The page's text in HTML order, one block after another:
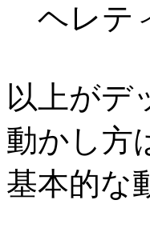
ヘレテ
以上がデ
動かし方
基本的な